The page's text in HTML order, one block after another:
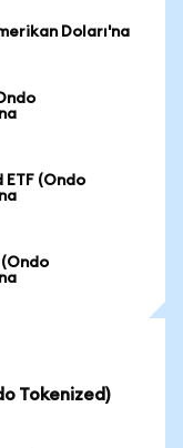
Doları'na
ETF (Ondo
Tokenized)